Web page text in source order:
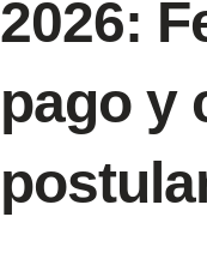
2026:
pago y